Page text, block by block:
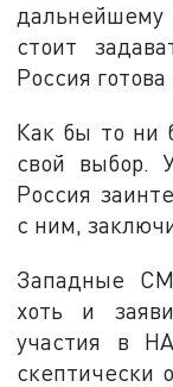
стоит
Россия
Как бы то ни
свой выбор.
Россия
с ним,
Западные
хоть и
участия в
скептически